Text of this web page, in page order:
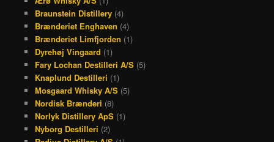
Braunstein Distillery(4)
Brænderiet Enghaven (4)
Brænderiet Limfjorden (1)
Dyrehøj Vingaard (1)
Fary Lochan Destilleri A/S(5)
Knaplund Destilleri (1)
Mosgaard Whisky A/S(5)
Nordisk Brænderi (8)
Norlyk Distillery ApS(1)
Nyborg Destilleri (2)